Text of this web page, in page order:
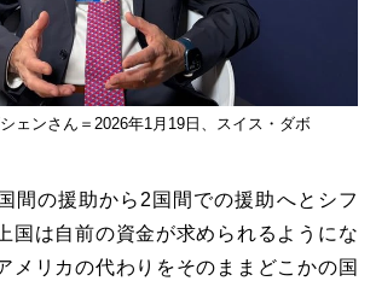
ェンさん＝2026年1月19日、スイス・ダボ
間の援助から2国間での援助へとシフ
国は自前の資金が求められるようにな
メリカの代わりをそのままどこかの国